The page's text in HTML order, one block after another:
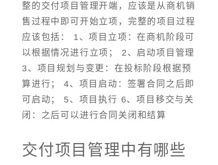
整的交付项目管理开端，应该是从商机销
售过程中即可开始立项，完整的项目过程
应该包括： 1、项目立项：在商机阶段可
以根据情况进行立项； 2、启动项目管理
3、项目规划与变更：在投标阶段根据预
算进行； 4、项目启动：签署合同之后即
可启动； 5、项目执行 6、项目移交与关
闭：之后可以进行合同关闭和结算
交付项目管理中有哪些